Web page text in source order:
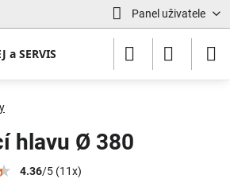
Panel uživatele
hlavu Ø 380
4.36/5 (11x)